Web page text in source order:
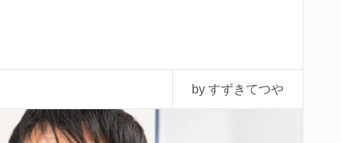
by すずきてつや